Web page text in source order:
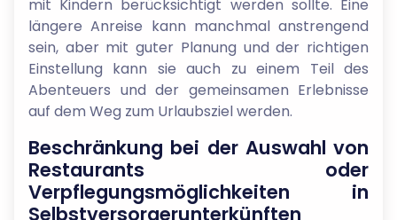
mit Kindern berücksichtigt werden sollte. Eine
längere Anreise kann manchmal anstrengend
sein, aber mit guter Planung und der richtigen
Einstellung kann sie auch zu einem Teil des
Abenteuers und der gemeinsamen Erlebnisse
auf dem Weg zum Urlaubsziel werden.
Beschränkung bei der Auswahl von
Restaurants oder
Verpflegungsmöglichkeiten in
Selbstversorgerunterkünften